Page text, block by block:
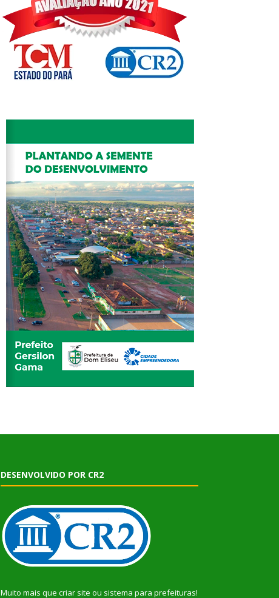
DESENVOLVIDO POR CR2
Muito mais que criar site ou sistema para prefeituras!